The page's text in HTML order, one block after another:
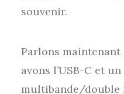
souvenir.
Parlons
avons l’USB-C et
multibande/double